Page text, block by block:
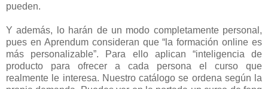
pueden.
Y además, lo harán de un modo completamente personal,
pues en Aprendum consideran que “la formación online es
más personalizable”. Para ello aplican “inteligencia de
producto para ofrecer a cada persona el curso que
realmente le interesa. Nuestro catálogo se ordena según la